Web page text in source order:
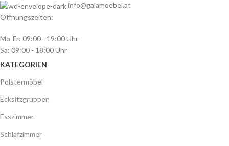
info@galamoebel.at
Öffnungszeiten:
Mo-Fr: 09:00 - 19:00 Uhr
Sa: 09:00 - 18:00 Uhr
KATEGORIEN
Polstermöbel
Ecksitzgruppen
Esszimmer
Schlafzimmer